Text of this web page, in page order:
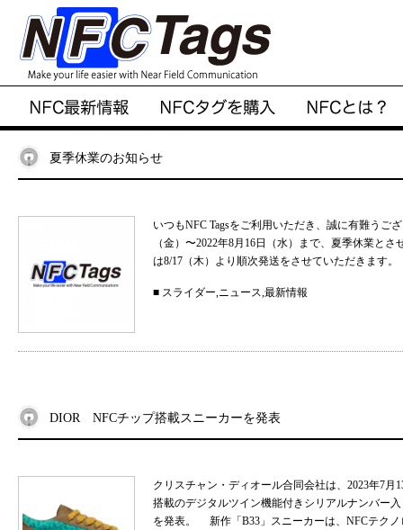
夏季休業のお知らせ
いつもNFC Tagsをご利用いただき、誠に有難う
（金）〜2022年8月16日（水）まで、夏季休業と
は8/17（木）より順次発送をさせていただき
■ スライダー,ニュース,最新情報
DIOR NFCチップ搭載スニーカーを発表
クリスチャン・ディオール合同会社は、2023年7
搭載のデジタルツイン機能付きシリアルナンバー
を発表。 新作「B33」スニーカーは、NFCテク